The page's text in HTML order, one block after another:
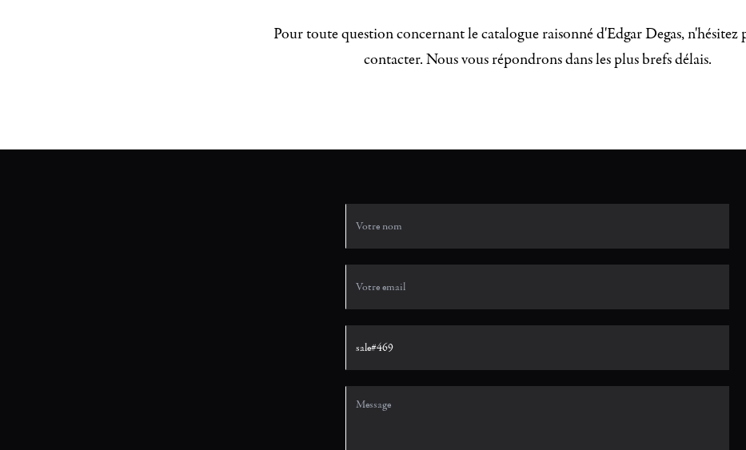
Pour toute question concernant le catalogue raisonné d'Edgar Degas, n'hésitez
contacter. Nous vous répondrons dans les plus brefs délais.